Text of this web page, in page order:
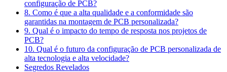
configuração de PCB?
8. Como é que a alta qualidade e a conformidade são
garantidas na montagem de PCB personalizada?
9. Qual é o impacto do tempo de resposta nos projetos de
PCB?
10. Qual é o futuro da configuração de PCB personalizada de
alta tecnologia e alta velocidade?
Segredos Revelados